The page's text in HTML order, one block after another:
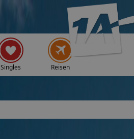
Singles Reisen